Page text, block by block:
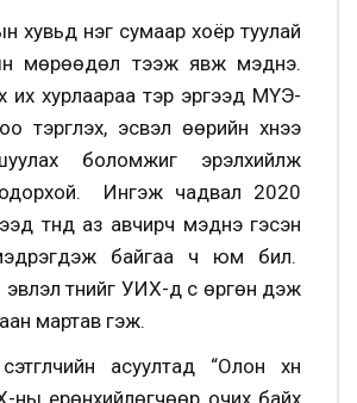
хувьд нэг сумаар хоёр туулай
мөрөөдөл тээж явж мэднэ.
их хурлаараа тэр эргээд МҮЭ-
тэргүүлэх, эсвэл өөрийн хүнээ
боломжиг эрэлхийлж
Ингэж чадвал 2020
түүнд аз авчирч мэднэ гэсэн
байгаа ч юм билүү.
түүнийг УИХ-д сүү өргөн үдэж
мартав гэж.
асуултад “Олон хүн